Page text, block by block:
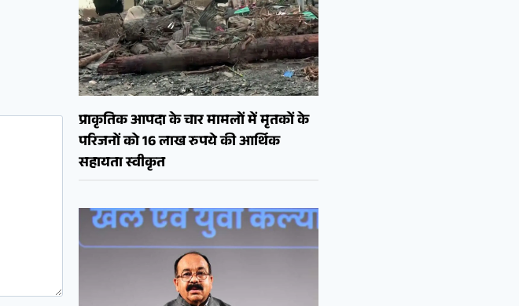
प्राकृतिक आपदा के चार मामलों में मृतकों के
परिजनों को 16 लाख रुपये की आर्थिक
सहायता स्वीकृत